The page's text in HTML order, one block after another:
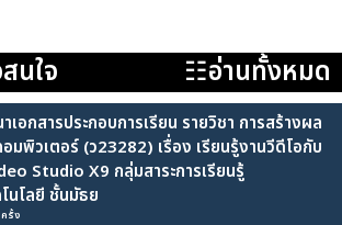
นใจ ☷อ่านทั้งหมด
อกสารประกอบการเรียน รายวิชา การสร้างผล
มพิวเตอร์ (ว23282) เรื่อง เรียนรู้งานวีดีโอกับ
Studio X9 กลุ่มสาระการเรียนรู้
นโลยี ชั้นมัธย
ครั้ง